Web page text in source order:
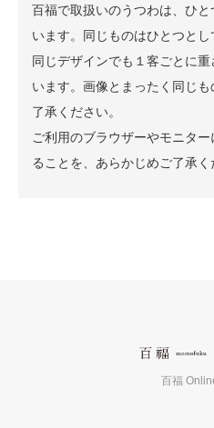
百福で取扱いのうつわは、ひ
います。同じものはひとつとし
同じデザインでも１客ごとに
います。画像とまったく同じ
了承ください。
ご利用のブラウザーやモニタ
ることを、あらかじめご了承く
百福